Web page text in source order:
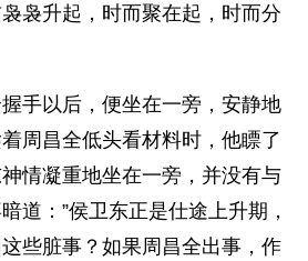
袅升起，时而聚在起，时而分
手以后，便坐在一旁，安静地
周昌全低头看材料时，他瞟了
情凝重地坐在一旁，并没有与
道：”侯卫东正是仕途上升期，
些脏事？如果周昌全出事，作